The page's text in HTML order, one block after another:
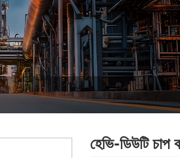
হেভি-ডিউটি